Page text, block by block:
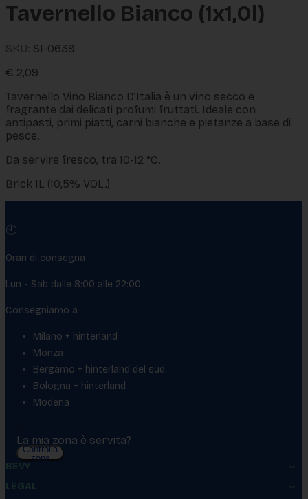
Tavernello Bianco (1x1,0l)
SKU: SI-0639
€ 2,09
Tavernello Vino Bianco D’Italia è un vino secco e
fragrante dai delicati profumi fruttati. Ideale con
antipasti, primi piatti, carni bianche e pietanze a base di
pesce.
Da servire fresco, tra 10-12 °C.
Brick 1L (10,5% VOL.)
🕘
Orari di consegna
Lun - Sab dalle 8:00 alle 22:00
Consegniamo a
Milano + hinterland
Monza
Bergamo + hinterland del sud
Bologna + hinterland
Modena
La mia zona è servita?
Controlla
zona
BEVY
LEGAL